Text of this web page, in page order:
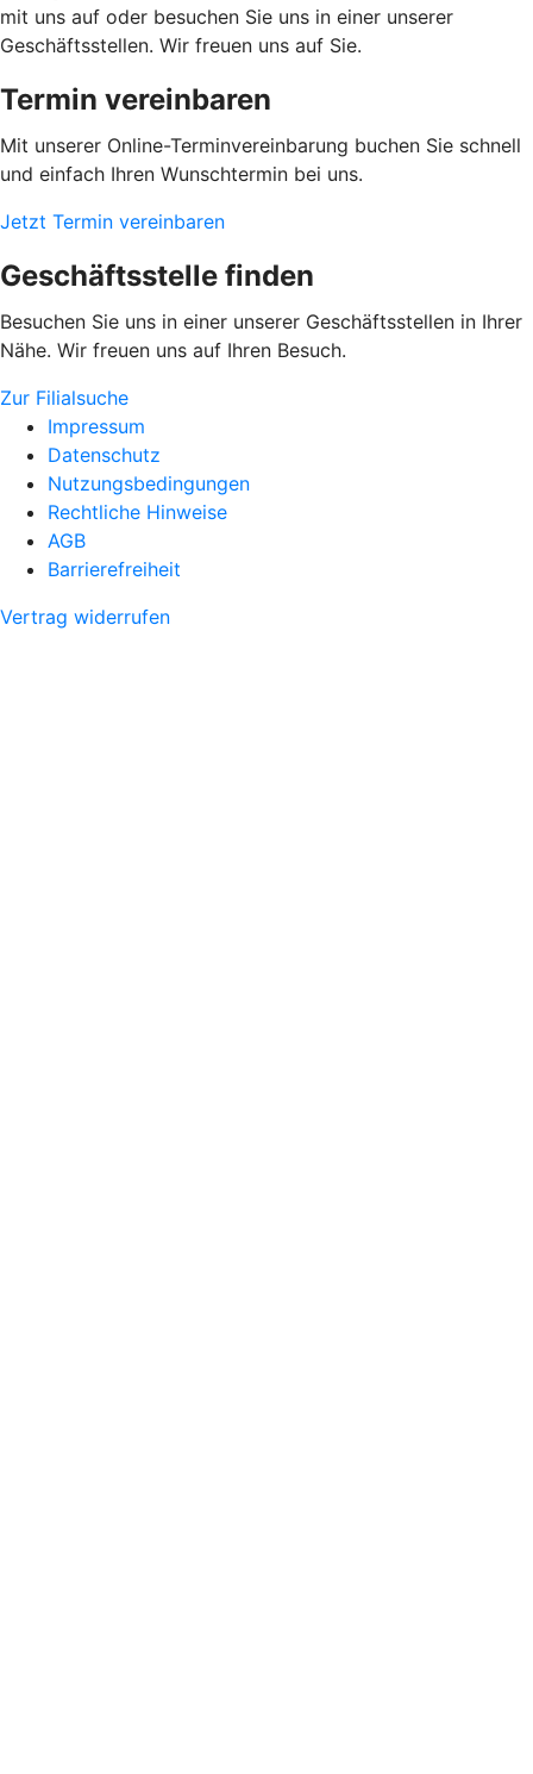
mit uns auf oder besuchen Sie uns in einer unserer
Geschäftsstellen. Wir freuen uns auf Sie.
Termin vereinbaren
Mit unserer Online-Terminvereinbarung buchen Sie schnell
und einfach Ihren Wunschtermin bei uns.
Jetzt Termin vereinbaren
Geschäftsstelle finden
Besuchen Sie uns in einer unserer Geschäftsstellen in Ihrer
Nähe. Wir freuen uns auf Ihren Besuch.
Zur Filialsuche
Impressum
Datenschutz
Nutzungsbedingungen
Rechtliche Hinweise
AGB
Barrierefreiheit
Vertrag widerrufen